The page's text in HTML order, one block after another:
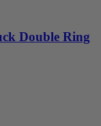
Double Ring